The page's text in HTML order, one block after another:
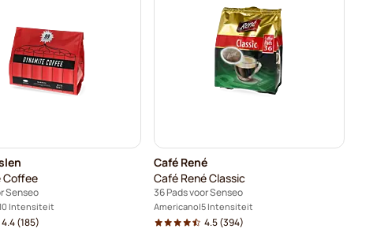
Coffee
Senseo
Intensiteit
4.4(185)
Café René
Café René Classic
36 Pads voor Senseo
Americano 5 Intensiteit
4.5(394)